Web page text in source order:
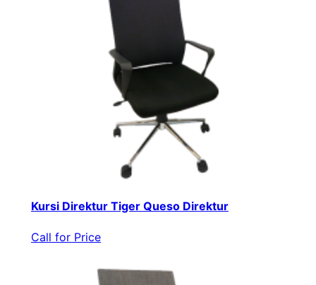
Kursi Direktur Tiger Queso Direktur
Call for Price